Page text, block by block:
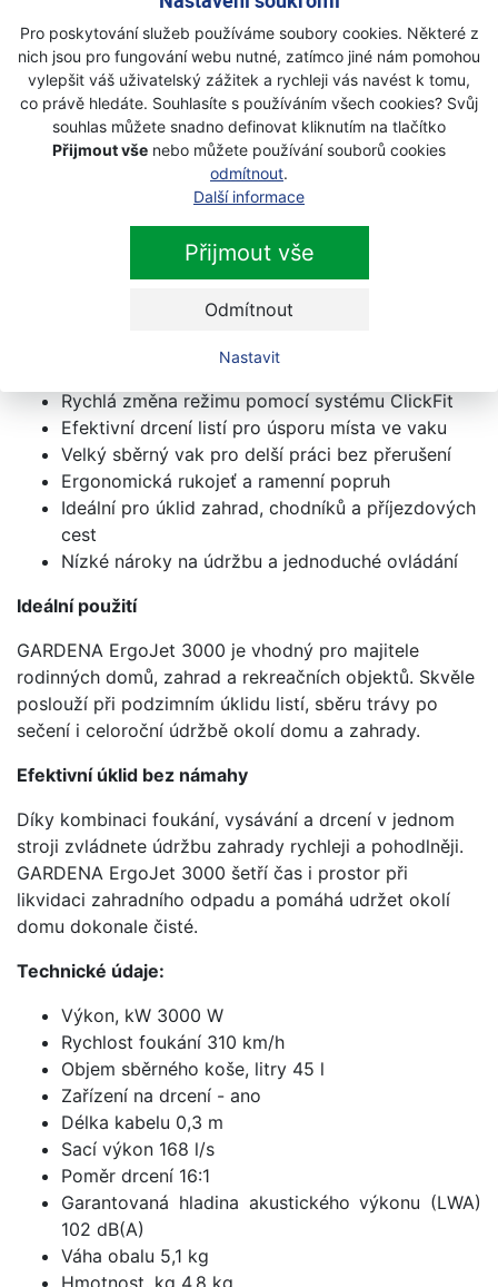
Pro poskytování služeb používáme soubory cookies. Některé z
nich jsou pro fungování webu nutné, zatímco jiné nám pomohou
vylepšit váš uživatelský zážitek a rychleji vás navést k tomu,
co právě hledáte. Souhlasíte s používáním všech cookies? Svůj
souhlas můžete snadno definovat kliknutím na tlačítko
Přijmout vše nebo můžete používání souborů cookies
odmítnout.
Další informace
Přijmout vše
Odmítnout
Nastavit
Patentovaná funkce ClickFit umožňuje rychlou změnu
mezi režimem foukání a vysávání bez použití nářadí.
Ergonomická rukojeť a pohodlný ramenní popruh
zajišťují komfortní práci i při delším používání.
Velký sběrný vak nabízí dostatečný objem pro úklid
větších ploch bez častého vyprazdňování. Robustní
konstrukce a kvalitní zpracování značky GARDENA
zaručují dlouhou životnost a spolehlivý provoz.
Hlavní výhody GARDENA ErgoJet 3000
Výkonný elektromotor 3000 W
Funkce foukače, vysavače a drtiče v jednom
Rychlá změna režimu pomocí systému ClickFit
Efektivní drcení listí pro úsporu místa ve vaku
Velký sběrný vak pro delší práci bez přerušení
Ergonomická rukojeť a ramenní popruh
Ideální pro úklid zahrad, chodníků a příjezdových
cest
Nízké nároky na údržbu a jednoduché ovládání
Ideální použití
GARDENA ErgoJet 3000 je vhodný pro majitele
rodinných domů, zahrad a rekreačních objektů. Skvěle
poslouží při podzimním úklidu listí, sběru trávy po
sečení i celoroční údržbě okolí domu a zahrady.
Efektivní úklid bez námahy
Díky kombinaci foukání, vysávání a drcení v jednom
stroji zvládnete údržbu zahrady rychleji a pohodlněji.
GARDENA ErgoJet 3000 šetří čas i prostor při
likvidaci zahradního odpadu a pomáhá udržet okolí
domu dokonale čisté.
Technické údaje:
Výkon, kW 3000 W
Rychlost foukání 310 km/h
Objem sběrného koše, litry 45 l
Zařízení na drcení - ano
Délka kabelu 0,3 m
Sací výkon 168 l/s
Poměr drcení 16:1
Garantovaná hladina akustického výkonu (LWA)
102 dB(A)
Váha obalu 5,1 kg
Hmotnost, kg 4,8 kg